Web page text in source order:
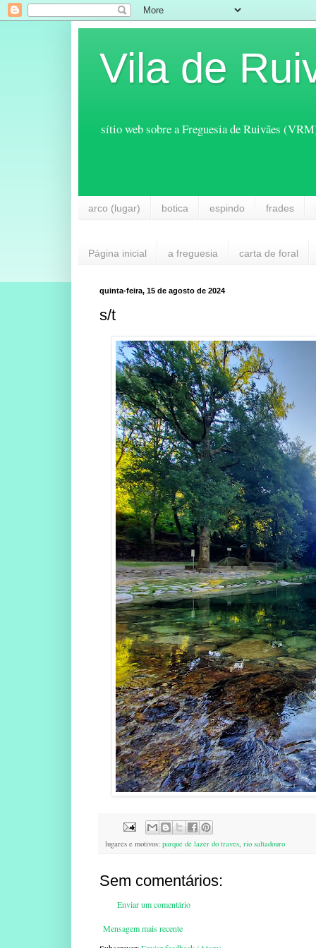
Vila de
sítio web sobre a Freguesia de Ruivães
arco (lugar) botica espindo frades
Página inicial a freguesia carta de foral
quinta-feira, 15 de agosto de 2024
s/t
lugares e motivos: parque de lazer do traves, rio saltadouro
Sem comentários:
Enviar um comentário
Mensagem mais recente